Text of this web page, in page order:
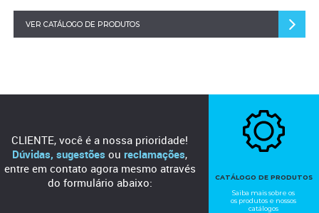
VER CATÁLOGO DE PRODUTOS
CLIENTE, você é a nossa prioridade!
Dúvidas, sugestões oureclamações,
entre em contato agora mesmo através
do formulário abaixo:
CATÁLOGO DE PRODUTOS
Saiba mais sobre os
os produtos e nossos
catálogos